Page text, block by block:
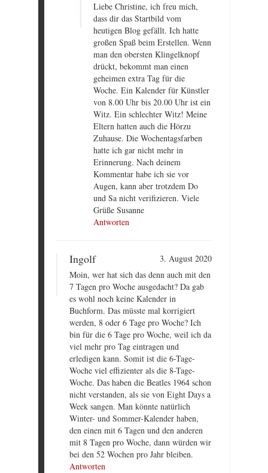
Liebe Christine, ich freu mich,
dass dir das Startbild vom
heutigen Blog gefällt. Ich hatte
großen Spaß beim Erstellen. Wenn
man den obersten Klingelknopf
drückt, bekommt man einen
geheimen extra Tag für die
Woche. Ein Kalender für Künstler
von 8.00 Uhr bis 20.00 Uhr ist ein
Witz. Ein schlechter Witz! Meine
Eltern hatten auch die Hörzu
Zuhause. Die Wochentagsfarben
hatte ich gar nicht mehr in
Erinnerung. Nach deinem
Kommentar habe ich sie vor
Augen, kann aber trotzdem Do
und Sa nicht verifizieren. Viele
Grüße Susanne
Antworten
Ingolf
3. August 2020
Moin, wer hat sich das denn auch mit den
7 Tagen pro Woche ausgedacht? Da gab
es wohl noch keine Kalender in
Buchform. Das müsste mal korrigiert
werden, 8 oder 6 Tage pro Woche? Ich
bin für die 6 Tage pro Woche, weil ich da
viel mehr pro Tag eintragen und
erledigen kann. Somit ist die 6-Tage-
Woche viel effizienter als die 8-Tage-
Woche. Das haben die Beatles 1964 schon
nicht verstanden, als sie von Eight Days a
Week sangen. Man könnte natürlich
Winter- und Sommer-Kalender haben,
den einen mit 6 Tagen und den anderen
mit 8 Tagen pro Woche, dann würden wir
bei den 52 Wochen pro Jahr bleiben.
Antworten